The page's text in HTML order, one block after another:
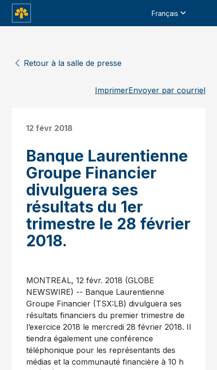
Français
Retour à la salle de presse
ImprimerEnvoyer par courriel
12 févr 2018
Banque Laurentienne
Groupe Financier
divulguera ses
résultats du 1er
trimestre le 28 février
2018.
MONTREAL, 12 févr. 2018 (GLOBE
NEWSWIRE) -- Banque Laurentienne
Groupe Financier (TSX:LB) divulguera ses
résultats financiers du premier trimestre de
l’exercice 2018 le mercredi 28 février 2018. Il
tiendra également une conférence
téléphonique pour les représentants des
médias et la communauté financière à 10 h